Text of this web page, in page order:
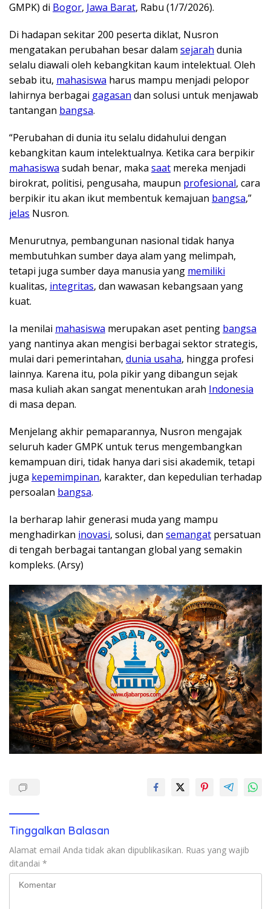
GMPK) di Bogor, Jawa Barat, Rabu (1/7/2026).
Di hadapan sekitar 200 peserta diklat, Nusron
mengatakan perubahan besar dalam sejarah dunia
selalu diawali oleh kebangkitan kaum intelektual. Oleh
sebab itu, mahasiswa harus mampu menjadi pelopor
lahirnya berbagai gagasan dan solusi untuk menjawab
tantangan bangsa.
“Perubahan di dunia itu selalu didahului dengan
kebangkitan kaum intelektualnya. Ketika cara berpikir
mahasiswa sudah benar, maka saat mereka menjadi
birokrat, politisi, pengusaha, maupun profesional, cara
berpikir itu akan ikut membentuk kemajuan bangsa,”
jelas Nusron.
Menurutnya, pembangunan nasional tidak hanya
membutuhkan sumber daya alam yang melimpah,
tetapi juga sumber daya manusia yang memiliki
kualitas, integritas, dan wawasan kebangsaan yang
kuat.
Ia menilai mahasiswa merupakan aset penting bangsa
yang nantinya akan mengisi berbagai sektor strategis,
mulai dari pemerintahan, dunia usaha, hingga profesi
lainnya. Karena itu, pola pikir yang dibangun sejak
masa kuliah akan sangat menentukan arah Indonesia
di masa depan.
Menjelang akhir pemaparannya, Nusron mengajak
seluruh kader GMPK untuk terus mengembangkan
kemampuan diri, tidak hanya dari sisi akademik, tetapi
juga kepemimpinan, karakter, dan kepedulian terhadap
persoalan bangsa.
Ia berharap lahir generasi muda yang mampu
menghadirkan inovasi, solusi, dan semangat persatuan
di tengah berbagai tantangan global yang semakin
kompleks. (Arsy)
Tinggalkan Balasan
Alamat email Anda tidak akan dipublikasikan. Ruas yang wajib
ditandai *